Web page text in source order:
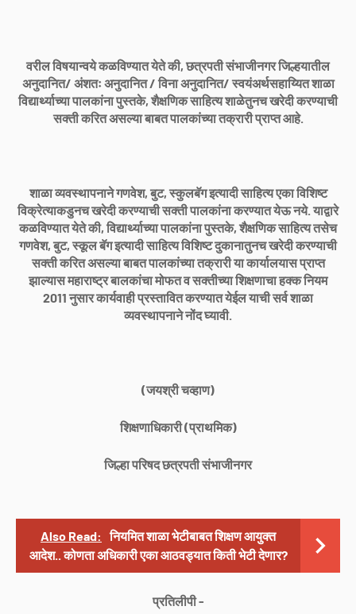
वरील विषयान्वये कळविण्यात येते की, छत्रपती संभाजीनगर जिल्हयातील
अनुदानित/ अंशतः अनुदानित / विना अनुदानित/ स्वयंअर्थसहाय्यित शाळा
विद्यार्थ्याच्या पालकांना पुस्तके, शैक्षणिक साहित्य शाळेतुनच खरेदी करण्याची
सक्ती करित असल्या बाबत पालकांच्या तक्रारी प्राप्त आहे.
शाळा व्यवस्थापनाने गणवेश, बुट, स्कुलबॅग इत्यादी साहित्य एका विशिष्ट
विक्रेत्याकडुनच खरेदी करण्याची सक्ती पालकांना करण्यात येऊ नये. याद्वारे
कळविण्यात येते की, विद्यार्थ्याच्या पालकांना पुस्तके, शैक्षणिक साहित्य तसेच
गणवेश, बुट, स्कूल बॅग इत्यादी साहित्य विशिष्ट दुकानातुनच खरेदी करण्याची
सक्ती करित असल्या बाबत पालकांच्या तक्रारी या कार्यालयास प्राप्त
झाल्यास महाराष्ट्र बालकांचा मोफत व सक्तीच्या शिक्षणाचा हक्क नियम
2011 नुसार कार्यवाही प्रस्तावित करण्यात येईल याची सर्व शाळा
व्यवस्थापनाने नोंद घ्यावी.
(जयश्री चव्हाण)
शिक्षणाधिकारी (प्राथमिक)
जिल्हा परिषद छत्रपती संभाजीनगर
Also Read:
नियमित शाळा भेटीबाबत शिक्षण आयुक्त
आदेश.. कोणता अधिकारी एका आठवड्यात किती भेटी देणार?
प्रतिलीपी -